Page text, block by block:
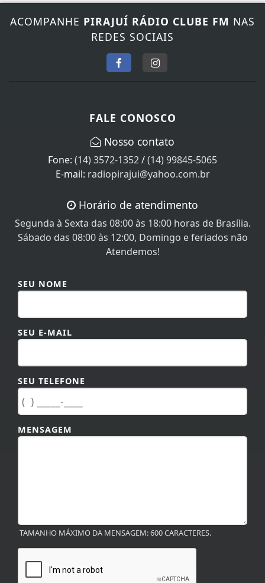
ACOMPANHEPIRAJUÍ RÁDIO CLUBE FMNAS
REDES SOCIAIS
(14) 3572-1352/(14) 99845-5065
E-mail:radiopirajui@yahoo.com.br
Segunda à Sexta das 08:00 às 18:00 horas de Brasília.
Sábado das 08:00 às 12:00, Domingo e feriados não
Atendemos!
SEU E-MAIL
SEU TELEFONE
MENSAGEM